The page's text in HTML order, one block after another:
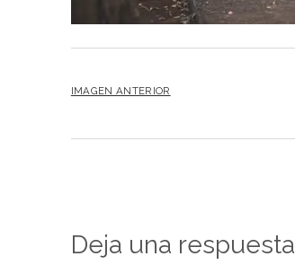
IMAGEN ANTERIOR
Deja una respuesta